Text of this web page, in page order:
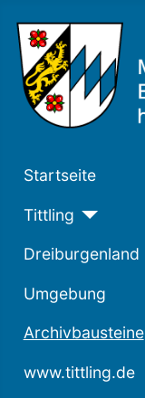
Startseite
Tittling
Dreiburgenland
Umgebung
Archivbausteine
www.tittling.de